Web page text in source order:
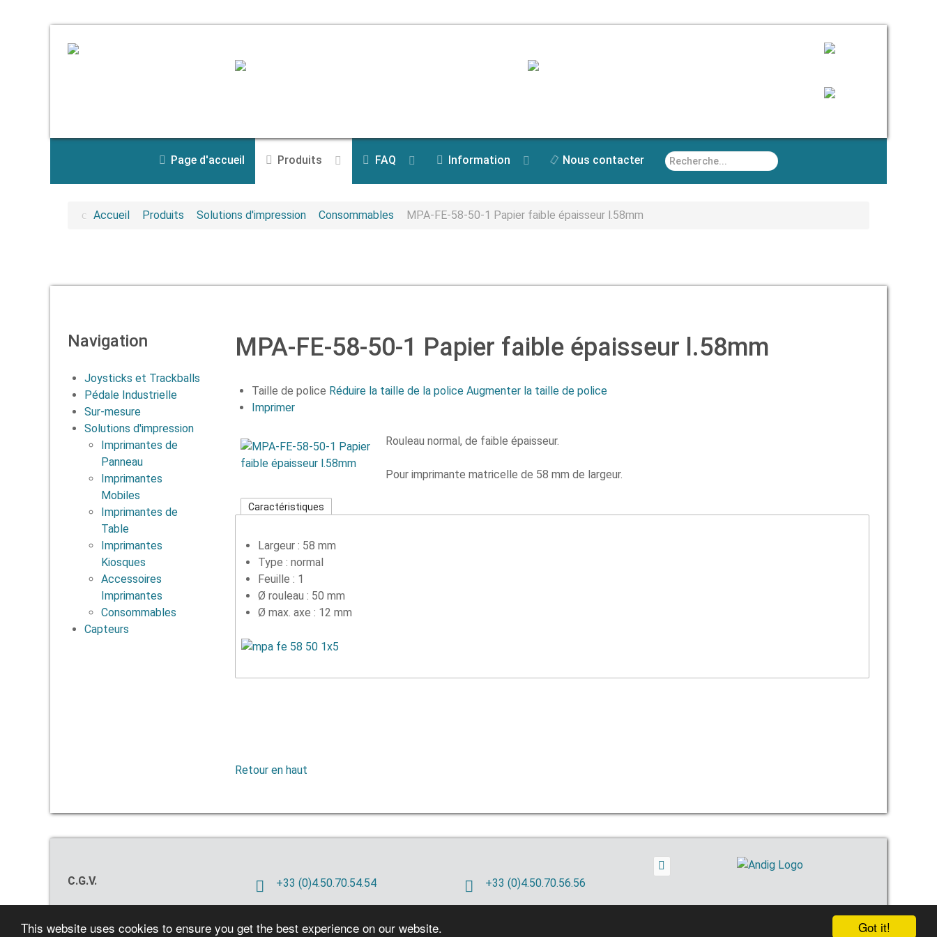
Got it!
This website uses cookies to ensure you get the best experience on our website.
Page d'accueil Produits FAQ Information Nous contacter Rechercher
Accueil Produits Solutions d'impression Consommables MPA-FE-58-50-1 Papier faible épaisseur l.58mm
Navigation
Joysticks et Trackballs
Pédale Industrielle
Sur-mesure
Solutions d'impression
Imprimantes de
Panneau
Imprimantes
Mobiles
Imprimantes de
Table
Imprimantes
Kiosques
Accessoires
Imprimantes
Consommables
Capteurs
MPA-FE-58-50-1 Papier faible épaisseur l.58mm
Taille de police Réduire la taille de la police Augmenter la taille de police
Imprimer
Rouleau normal, de faible épaisseur.
Pour imprimante matricelle de 58 mm de largeur.
Caractéristiques
Largeur : 58 mm
Type : normal
Feuille : 1
Ø rouleau : 50 mm
Ø max. axe : 12 mm
Retour en haut
C.G.V. +33 (0)4.50.70.54.54 +33 (0)4.50.70.56.56